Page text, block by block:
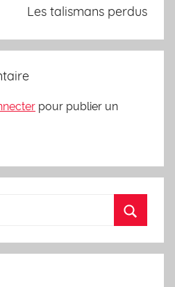
Les talismans perdus
pour publier un